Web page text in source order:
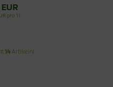
EUR
pro 1 l
14 Artikeln)